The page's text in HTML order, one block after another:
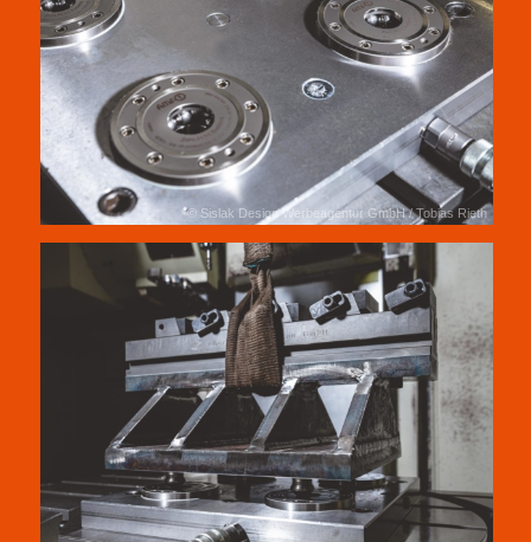
© Sislak Design Werbeagentur GmbH / Tobias Rieth